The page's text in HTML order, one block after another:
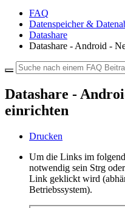
FAQ
Datenspeicher &
Datashare
Datashare - Android -
Datashare -
einrichten
Drucken
Um die Links im
notwendig sein Strg
Link geklickt wird
Betriebssystem).